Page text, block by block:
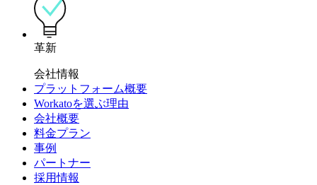
革新
会社情報
プラットフォーム概要
Workatoを選ぶ理由
会社概要
料金プラン
事例
パートナー
採用情報